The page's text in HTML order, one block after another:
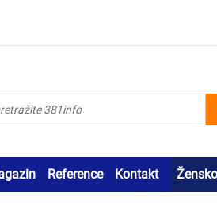
Reference Kontakt